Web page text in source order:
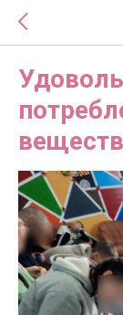
веществ